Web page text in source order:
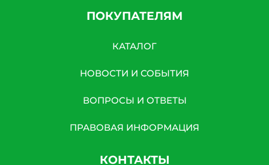
ПОКУПАТЕЛЯМ
КАТАЛОГ
НОВОСТИ И СОБЫТИЯ
ВОПРОСЫ И ОТВЕТЫ
ПРАВОВАЯ ИНФОРМАЦИЯ
КОНТАКТЫ